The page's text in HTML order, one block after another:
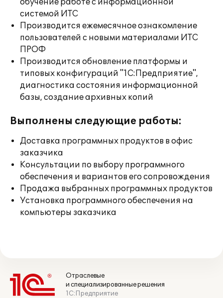
обучение работе с информационной
системой ИТС
Производится ежемесячное ознакомление
пользователей с новыми материалами ИТС
ПРОФ
Производится обновление платформы и
типовых конфигураций "1С:Предприятие",
диагностика состояния информационной
базы, создание архивных копий
Выполнены следующие работы:
Доставка программных продуктов в офис
заказчика
Консультации по выбору программного
обеспечения и вариантов его сопровождения
Продажа выбранных программных продуктов
Установка программного обеспечения на
компьютеры заказчика
Отраслевые
и специализированные решения
1С:Предприятие